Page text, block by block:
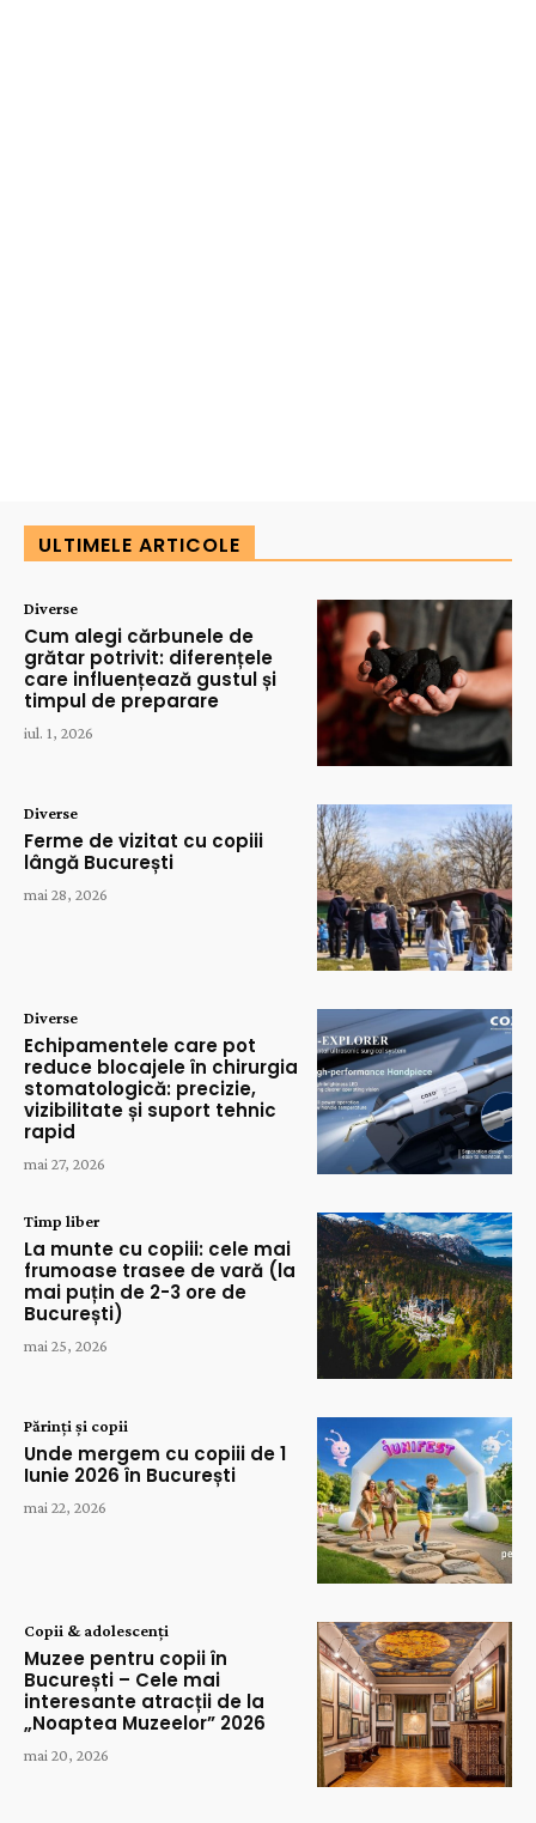
ULTIMELE ARTICOLE
Diverse
Cum alegi cărbunele de
grătar potrivit: diferențele
care influențează gustul și
timpul de preparare
iul. 1, 2026
Diverse
Ferme de vizitat cu copiii
lângă București
mai 28, 2026
Diverse
Echipamentele care pot
reduce blocajele în chirurgia
stomatologică: precizie,
vizibilitate și suport tehnic
rapid
mai 27, 2026
Timp liber
La munte cu copiii: cele mai
frumoase trasee de vară (la
mai puțin de 2-3 ore de
București)
mai 25, 2026
Părinți și copii
Unde mergem cu copiii de 1
Iunie 2026 în București
mai 22, 2026
Copii & adolescenți
Muzee pentru copii în
București – Cele mai
interesante atracții de la
„Noaptea Muzeelor” 2026
mai 20, 2026